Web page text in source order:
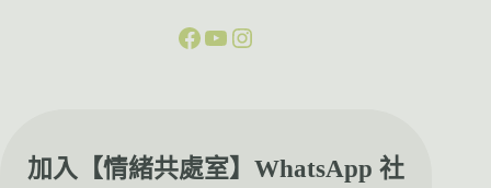
加入【情緒共處室】WhatsApp 社